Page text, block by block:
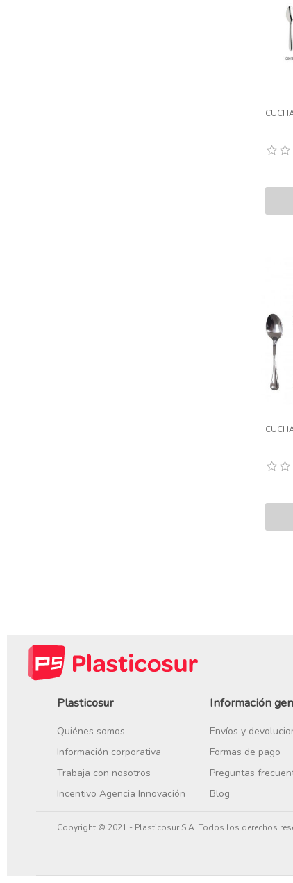
Plasticosur
Quiénes somos
Información corporativa
Trabaja con nosotros
Incentivo Agencia Innovación
Información
Envíos y
Formas de pago
Preguntas
Blog
Copyright © 2021 - Plasticosur S.A. Todos los derechos